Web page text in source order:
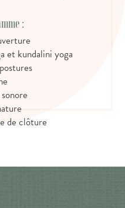
:
et kundalini yoga
de clôture